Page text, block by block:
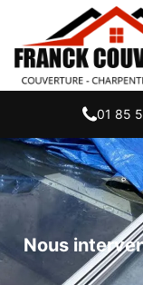
01 85
Nous